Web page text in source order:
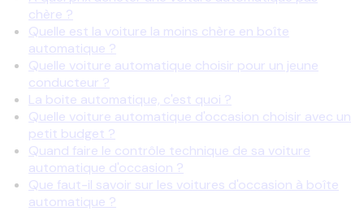
chère ?
Quelle est la voiture la moins chère en boîte
automatique ?
Quelle voiture automatique choisir pour un jeune
conducteur ?
La boite automatique, c'est quoi ?
Quelle voiture automatique d'occasion choisir avec un
petit budget ?
Quand faire le contrôle technique de sa voiture
automatique d'occasion ?
Que faut-il savoir sur les voitures d'occasion à boîte
automatique ?